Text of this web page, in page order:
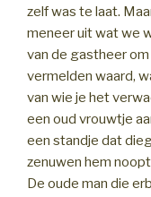
zelf was te laat.
meneer uit wat we
van de gastheer
vermelden waard,
van wie je het
een oud vrouwtje
een standje dat
zenuwen hem
De oude man die